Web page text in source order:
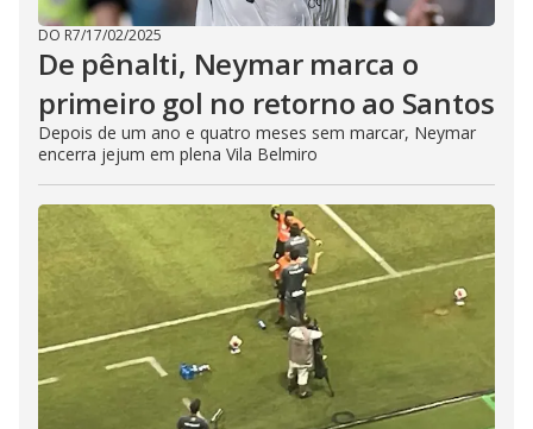
DO R7/17/02/2025
De pênalti, Neymar marca o
primeiro gol no retorno ao Santos
Depois de um ano e quatro meses sem marcar, Neymar
encerra jejum em plena Vila Belmiro